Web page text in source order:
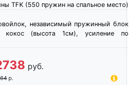
TFK (550 пружин на спальное место)
независимый пружинный блок
кокос (высота 1см), усиление по
руб.
р.